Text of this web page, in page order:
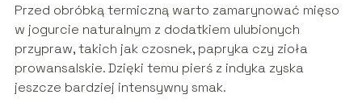
Przed obróbką termiczną warto zamarynować mięso
w jogurcie naturalnym z dodatkiem ulubionych
przypraw, takich jak czosnek, papryka czy zioła
prowansalskie. Dzięki temu pierś z indyka zyska
jeszcze bardziej intensywny smak.